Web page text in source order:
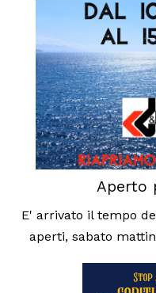
Aperto
E' arrivato il tempo
aperti, sabato